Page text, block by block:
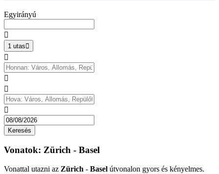
Egyirányú

1 utas 




Keresés
Vonatok: Zürich - Basel
Vonattal utazni az Zürich - Basel útvonalon gyors és kényelmes.